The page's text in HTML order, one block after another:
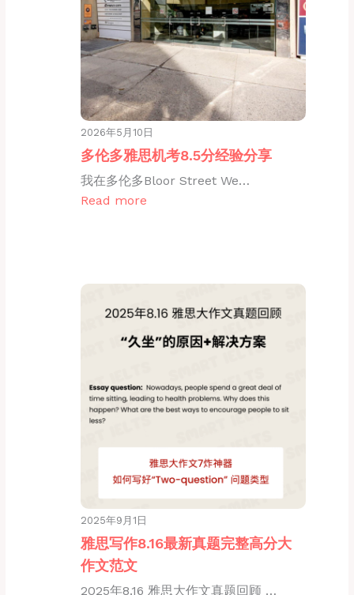
2026年5月10日
多伦多雅思机考8.5分经验分享
我在多伦多Bloor Street We…
Read more
2025年9月1日
雅思写作8.16最新真题完整高分大
作文范文
2025年8.16 雅思大作文真题回顾 …